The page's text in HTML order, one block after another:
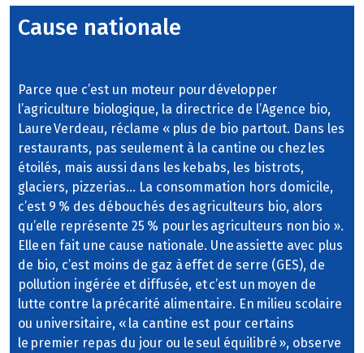
Cause nationale
Parce que c’est un moteur pour développer
l’agriculture biologique, la directrice de l’Agence bio,
Laure Verdeau, réclame « plus de bio partout. Dans les
restaurants, pas seulement à la cantine ou chez les
étoilés, mais aussi dans les kebabs, les bistrots,
glaciers, pizzerias… La consommation hors domicile,
c’est 9 % des débouchés des agriculteurs bio, alors
qu’elle représente 25 % pour les agriculteurs non bio ».
Elle en fait une cause nationale. Une assiette avec plus
de bio, c’est moins de gaz à effet de serre (GES), de
pollution ingérée et diffusée, et c’est un moyen de
lutte contre la précarité alimentaire. En milieu scolaire
ou universitaire, « la cantine est pour certains
le premier repas du jour ou le seul équilibré », observe